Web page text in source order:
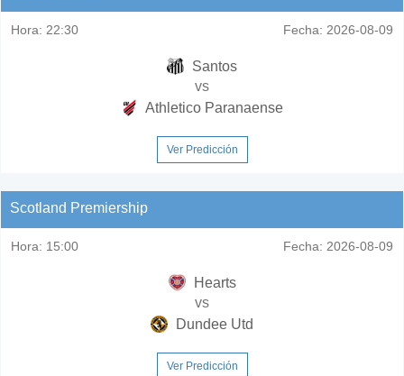
Hora: 22:30 Fecha: 2026-08-09
Santos
vs
Athletico Paranaense
Ver Predicción
Scotland Premiership
Hora: 15:00 Fecha: 2026-08-09
Hearts
vs
Dundee Utd
Ver Predicción